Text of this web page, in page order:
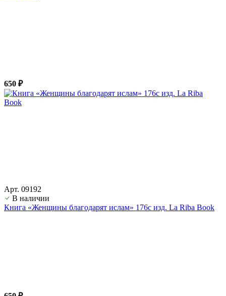
650 ₽
Арт. 09192
В наличии
Книга «Женщины благодарят ислам» 176с изд. La Riba Book